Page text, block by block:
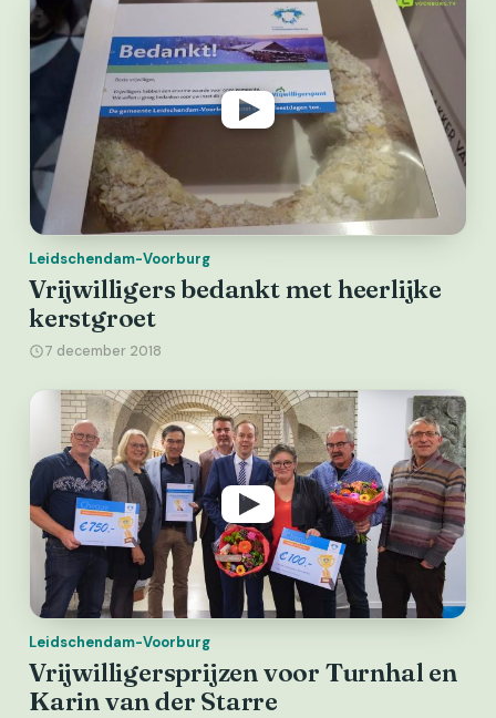
Leidschendam-Voorburg
Vrijwilligers bedankt met heerlijke
kerstgroet
7 december 2018
Leidschendam-Voorburg
Vrijwilligersprijzen voor Turnhal en
Karin van der Starre